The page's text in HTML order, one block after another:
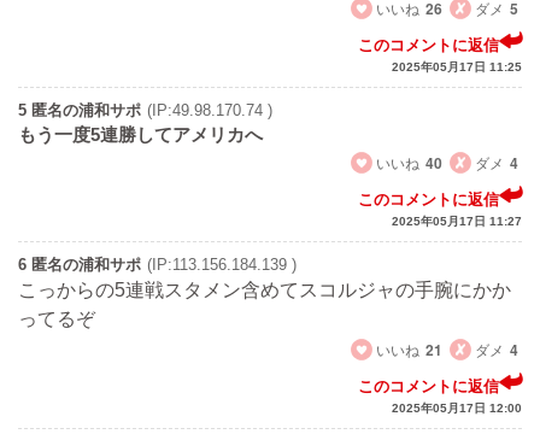
いいね 26 ダメ 5
このコメントに返信
2025年05月17日 11:25
5 匿名の浦和サポ (IP:49.98.170.74 )
もう一度5連勝してアメリカへ
いいね 40 ダメ 4
このコメントに返信
2025年05月17日 11:27
6 匿名の浦和サポ (IP:113.156.184.139 )
こっからの5連戦スタメン含めてスコルジャの手腕にかか
ってるぞ
いいね 21 ダメ 4
このコメントに返信
2025年05月17日 12:00